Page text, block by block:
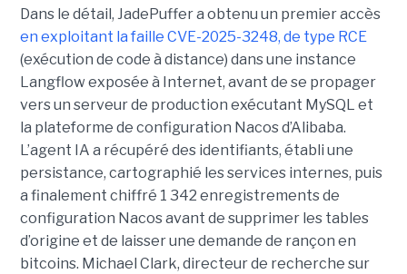
Dans le détail, JadePuffer a obtenu un premier accès
en exploitant la faille CVE-2025-3248, de type RCE
(exécution de code à distance) dans une instance
Langflow exposée à Internet, avant de se propager
vers un serveur de production exécutant MySQL et
la plateforme de configuration Nacos d’Alibaba.
L’agent IA a récupéré des identifiants, établi une
persistance, cartographié les services internes, puis
a finalement chiffré 1 342 enregistrements de
configuration Nacos avant de supprimer les tables
d’origine et de laisser une demande de rançon en
bitcoins. Michael Clark, directeur de recherche sur